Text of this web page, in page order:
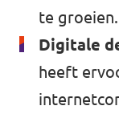
te groeien.
Digitale
heeft